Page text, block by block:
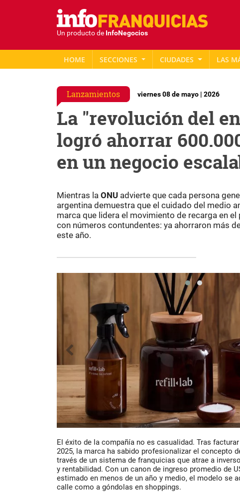
Un producto de InfoNegocios
HOME SECCIONES CIUDADES LAS
Lanzamientos viernes 08 de mayo | 2026
La "revolución del
logró ahorrar
en un negocio
Mientras la ONU advierte que cada persona
argentina demuestra que el cuidado del medio
marca que lidera el movimiento de recarga en
con números contundentes: ya ahorraron más
este año.
El éxito de la compañía no es casualidad. Tras
2025, la marca ha sabido profesionalizar el concepto
través de un sistema de franquicias que atrae a
y rentabilidad. Con un canon de ingreso promedio de
estimado en menos de un año y medio, el modelo se
calle como a góndolas en shoppings.